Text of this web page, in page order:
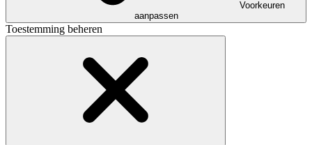
Voorkeuren
aanpassen
Toestemming beheren